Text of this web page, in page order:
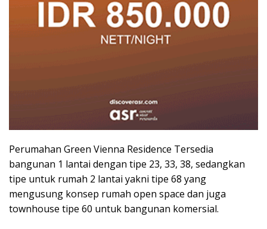
Perumahan Green Vienna Residence Tersedia
bangunan 1 lantai dengan tipe 23, 33, 38, sedangkan
tipe untuk rumah 2 lantai yakni tipe 68 yang
mengusung konsep rumah open space dan juga
townhouse tipe 60 untuk bangunan komersial.